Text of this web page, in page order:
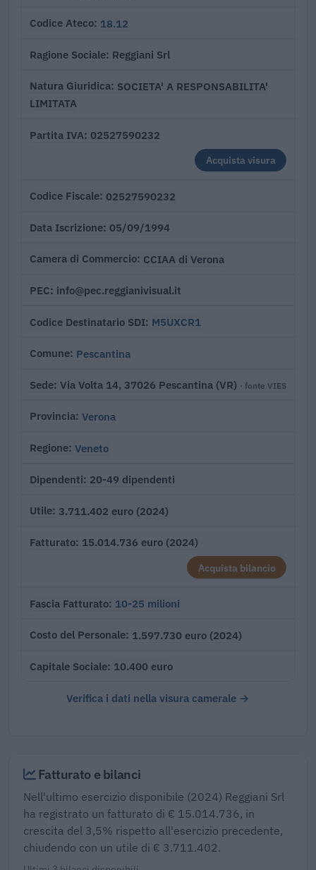
Codice Ateco 18.12
Ragione Sociale Reggiani Srl
Natura Giuridica SOCIETA' A RESPONSABILITA'
LIMITATA
Partita IVA 02527590232
Acquista visura
Codice Fiscale 02527590232
Data Iscrizione 05/09/1994
Camera di Commercio CCIAA di Verona
PEC info@pec.reggianivisual.it
Codice Destinatario SDI M5UXCR1
Comune Pescantina
Sede Via Volta 14, 37026 Pescantina (VR) · fonte VIES
Provincia Verona
Regione Veneto
Dipendenti 20-49 dipendenti
Utile 3.711.402 euro (2024)
Fatturato 15.014.736 euro (2024)
Acquista bilancio
Fascia Fatturato 10-25 milioni
Costo del Personale 1.597.730 euro (2024)
Capitale Sociale 10.400 euro
Verifica i dati nella visura camerale →
Fatturato e bilanci
Nell'ultimo esercizio disponibile (2024) Reggiani Srl
ha registrato un fatturato di € 15.014.736, in
crescita del 3,5% rispetto all'esercizio precedente,
chiudendo con un utile di € 3.711.402.